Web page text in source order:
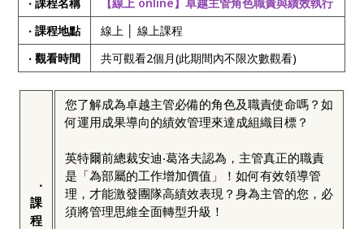
大的功能與價值，創造團隊亮眼高績效！
‧ 課程地點
線上 │ 線上課程
‧ 觀看時間
共可觀看2個月(此期間內不限次數觀看)
‧
課
程
您了解成為卓越主管必備的角色及職責使命嗎？如
何運用成果導向的績效管理來達成組織目標？
英特爾前總裁安迪‧葛洛夫認為，主管真正的職責
是「為部屬的工作增加價值」！如何有效領導管
理，才能激發團隊高績效表現？身為主管的您，必
須將管理思維全面轉型升級！